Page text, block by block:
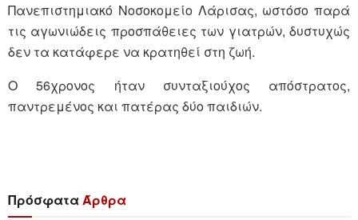
Πανεπιστημιακό Νοσοκομείο Λάρισας, ωστόσο παρά
τις αγωνιώδεις προσπάθειες των γιατρών, δυστυχώς
δεν τα κατάφερε να κρατηθεί στη ζωή.
Ο 56χρονος ήταν συνταξιούχος απόστρατος,
παντρεμένος και πατέρας δύο παιδιών.
ΠρόσφαταΆρθρα